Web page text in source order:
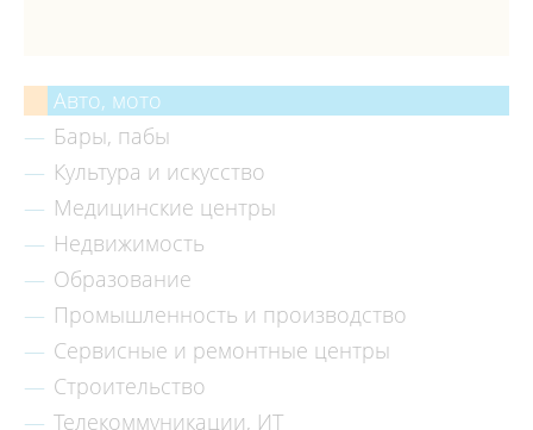
Авто, мото
Бары, пабы
Культура и искусство
Медицинские центры
Недвижимость
Образование
Промышленность и производство
Сервисные и ремонтные центры
Строительство
Телекоммуникации, ИТ